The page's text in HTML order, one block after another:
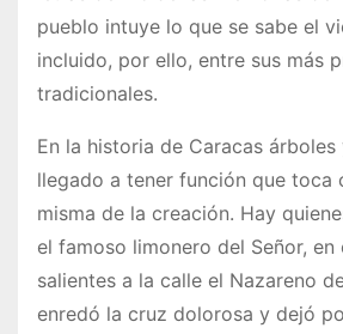
pueblo intuye lo que se sabe el
incluido, por ello, entre sus más
tradicionales.
En la historia de Caracas
llegado a tener función que toca
misma de la creación. Hay
el famoso limonero del Señor, en
salientes a la calle el Nazareno
enredó la cruz dolorosa y dejó